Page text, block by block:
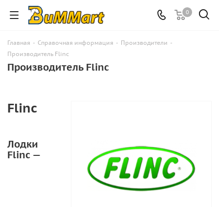
0
Главная - Справочная информация - Производители -
Производитель Flinc
Производитель Flinc
Flinc
Лодки
Flinc —